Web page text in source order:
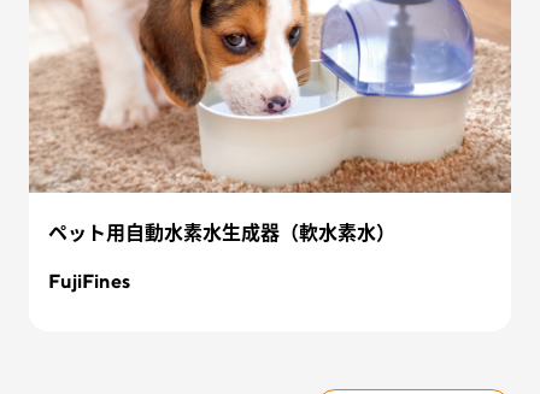
ペット用自動水素水生成器（軟水素水）
FujiFines